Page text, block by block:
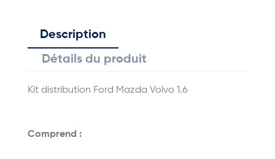
Description
Détails du produit
Kit distribution Ford Mazda Volvo 1.6
Comprend :